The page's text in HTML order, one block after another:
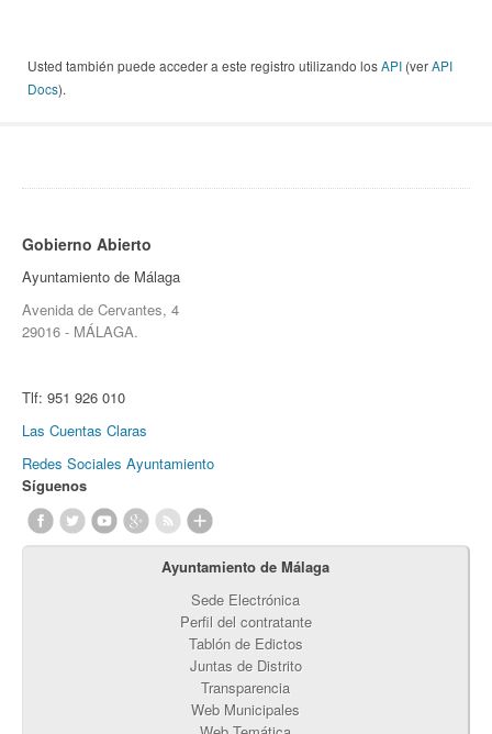
Usted también puede acceder a este registro utilizando losAPI (verAPI
Docs).
Gobierno Abierto
Ayuntamiento de Málaga
Avenida de Cervantes, 4
29016 - MÁLAGA.
Tlf: 951 926 010
Las Cuentas Claras
Redes Sociales Ayuntamiento
Síguenos
Ayuntamiento de Málaga
Sede Electrónica
Perfil del contratante
Tablón de Edictos
Juntas de Distrito
Transparencia
Web Municipales